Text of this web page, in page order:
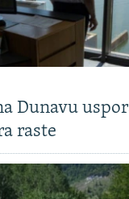
Dunavu
raste